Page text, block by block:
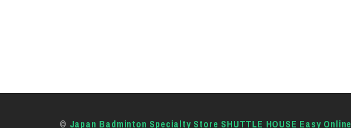
© Japan Badminton Specialty Store SHUTTLE HOUSE Easy Online